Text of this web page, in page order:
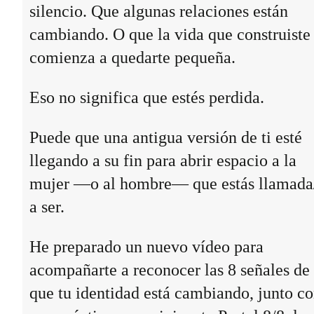
silencio. Que algunas relaciones están
cambiando. O que la vida que construiste
comienza a quedarte pequeña.
Eso no significa que estés perdida.
Puede que una antigua versión de ti esté
llegando a su fin para abrir espacio a la
mujer —o al hombre— que estás
a ser.
He preparado un nuevo vídeo para
acompañarte a reconocer las 8 señales de
que tu identidad está cambiando, junto